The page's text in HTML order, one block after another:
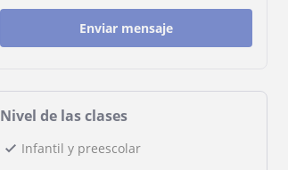
Enviar mensaje
Nivel de las clases
Infantil y preescolar